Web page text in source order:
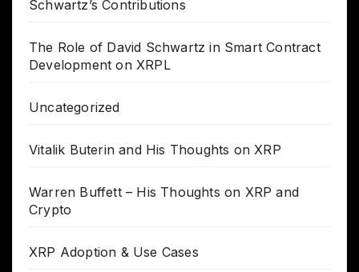
Schwartz’s Contributions
The Role of David Schwartz in Smart Contract
Development on XRPL
Uncategorized
Vitalik Buterin and His Thoughts on XRP
Warren Buffett – His Thoughts on XRP and
Crypto
XRP Adoption & Use Cases